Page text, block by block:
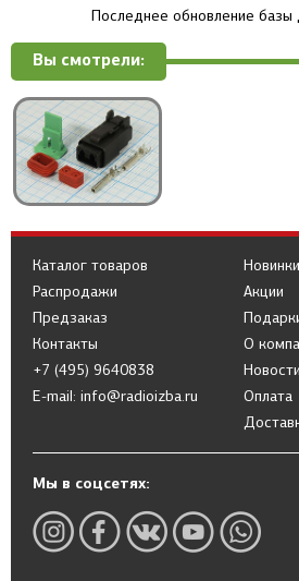
Последнее обновление
Вы смотрели:
Каталог товаров
Распродажи
Предзаказ
Новинки
Акции
Контакты
+7 (495) 9640838
E-mail: info@radioizba.ru
О
Новости
Оплата
Мы в соцсетях: